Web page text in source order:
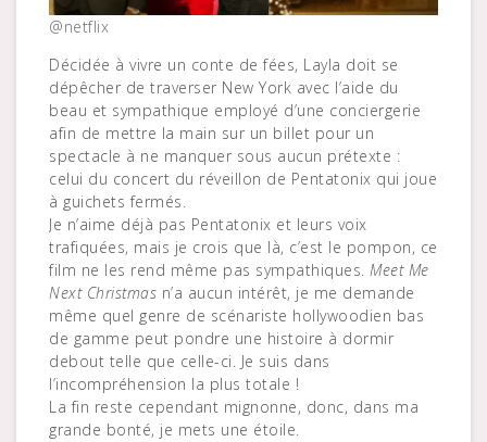
@netflix
Décidée à vivre un conte de fées, Layla doit se
dépêcher de traverser New York avec l’aide du
beau et sympathique employé d’une conciergerie
afin de mettre la main sur un billet pour un
spectacle à ne manquer sous aucun prétexte :
celui du concert du réveillon de Pentatonix qui joue
à guichets fermés.
Je n’aime déjà pas Pentatonix et leurs voix
trafiquées, mais je crois que là, c’est le pompon, ce
film ne les rend même pas sympathiques. Meet Me
Next Christmas n’a aucun intérêt, je me demande
même quel genre de scénariste hollywoodien bas
de gamme peut pondre une histoire à dormir
debout telle que celle-ci. Je suis dans
l’incompréhension la plus totale !
La fin reste cependant mignonne, donc, dans ma
grande bonté, je mets une étoile.